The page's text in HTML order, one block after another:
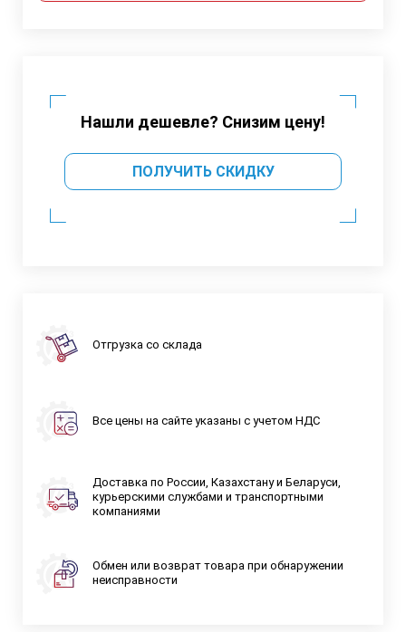
Нашли дешевле? Снизим цену!
ПОЛУЧИТЬ СКИДКУ
Отгрузка со склада
Все цены на сайте указаны с учетом НДС
Доставка по России, Казахстану и Беларуси,
курьерскими службами и транспортными
компаниями
Обмен или возврат товара при обнаружении
неисправности